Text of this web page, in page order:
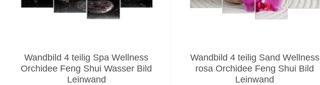
Wandbild 4 teilig Spa Wellness
Orchidee Feng Shui Wasser Bild
Leinwand
Wandbild 4 teilig Sand Wellness
rosa Orchidee Feng Shui Bild
Leinwand